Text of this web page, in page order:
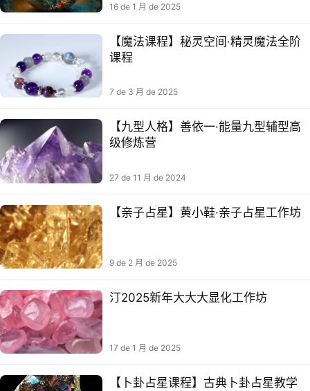
16 de 1 月 de 2025
【魔法课程】秘灵空间·精灵魔法全阶
课程
7 de 3 月 de 2025
【九型人格】善依一·能量九型辅型高
级修炼营
27 de 11 月 de 2024
【亲子占星】黄小鞋·亲子占星工作坊
9 de 2 月 de 2025
汀2025新年大大大显化工作坊
17 de 1 月 de 2025
【卜卦占星课程】古典卜卦占星教学